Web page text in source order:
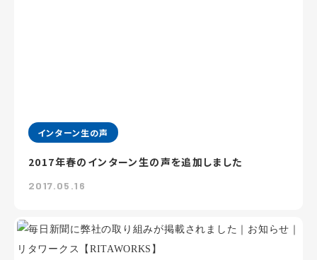
インターン生の声
2017年春のインターン生の声を追加しました
2017.05.16